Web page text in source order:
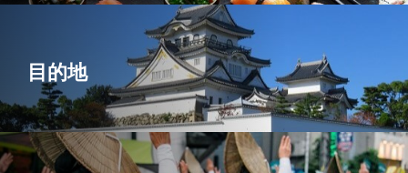
目的地